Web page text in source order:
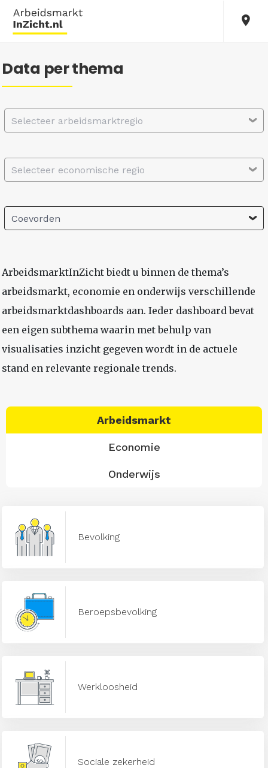
Data per thema
Selecteer arbeidsmarktregio
Selecteer economische regio
Coevorden
ArbeidsmarktInZicht biedt u binnen de thema’s
arbeidsmarkt, economie en onderwijs verschillende
arbeidsmarktdashboards aan. Ieder dashboard bevat
een eigen subthema waarin met behulp van
visualisaties inzicht gegeven wordt in de actuele
stand en relevante regionale trends.
Arbeidsmarkt
Economie
Onderwijs
Bevolking
Beroepsbevolking
Werkloosheid
Sociale zekerheid